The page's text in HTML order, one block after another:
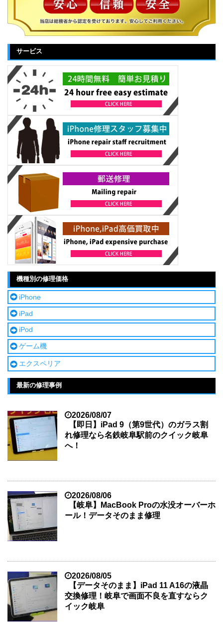
サービス
機種別の修理価格
iPhone
iPad
iPod
ゲーム機
エクスペリア
最新の修理事例
2026/08/07
【即日】iPad 9（第9世代）のガラス割
れ修理なら名鉄岐阜駅前のクイック岐阜
へ！
2026/08/06
【岐阜】MacBook Proの水没オーバーホ
ール！データそのまま修理
2026/08/05
【データそのまま】iPad 11 A16の液晶
交換修理！岐阜で画面不良を直すならク
イック岐阜